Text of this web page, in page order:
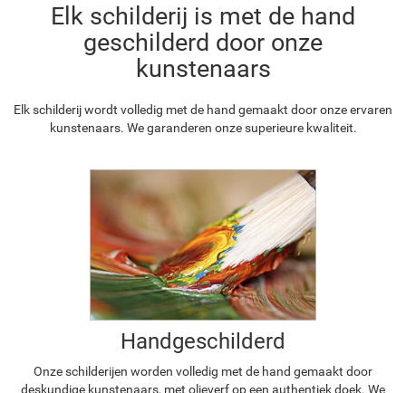
Elk schilderij is met de hand
geschilderd door onze
kunstenaars
Elk schilderij wordt volledig met de hand gemaakt door onze ervaren
kunstenaars. We garanderen onze superieure kwaliteit.
Handgeschilderd
Onze schilderijen worden volledig met de hand gemaakt door
deskundige kunstenaars, met olieverf op een authentiek doek. We